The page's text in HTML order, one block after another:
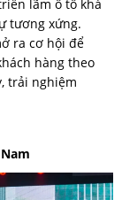
lãm ô tô khá
tương xứng.
ra cơ hội để
hàng theo
trải nghiệm